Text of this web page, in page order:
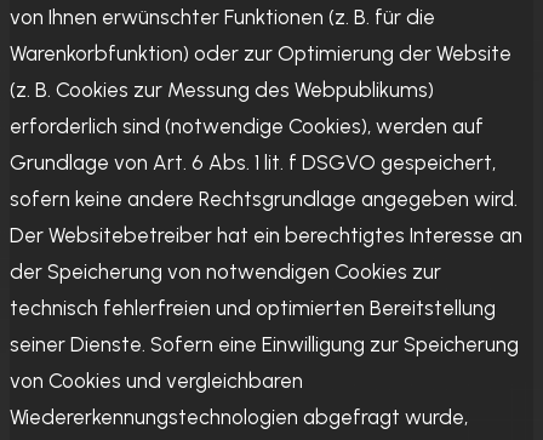
von Ihnen erwünschter Funktionen (z. B. für die
Warenkorbfunktion) oder zur Optimierung der Website
(z. B. Cookies zur Messung des Webpublikums)
erforderlich sind (notwendige Cookies), werden auf
Grundlage von Art. 6 Abs. 1 lit. f DSGVO gespeichert,
sofern keine andere Rechtsgrundlage angegeben wird.
Der Websitebetreiber hat ein berechtigtes Interesse an
der Speicherung von notwendigen Cookies zur
technisch fehlerfreien und optimierten Bereitstellung
seiner Dienste. Sofern eine Einwilligung zur Speicherung
von Cookies und vergleichbaren
Wiedererkennungstechnologien abgefragt wurde,